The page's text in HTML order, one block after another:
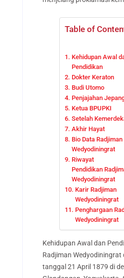
Table of
Kehidupan Awal
Pendidikan
Dokter Keraton
Budi Utomo
Penjajahan
Ketua BPUPKI
Setelah
Akhir Hayat
Bio Data Radjiman
Wedyodiningrat
Riwayat
Pendidikan
Wedyodiningrat
Karir Radjiman
Wedyodiningrat
Penghargaan
Wedyodiningrat
Kehidupan Awal dan
Radjiman Wedyodiningrat
tanggal 21 April 1879 di